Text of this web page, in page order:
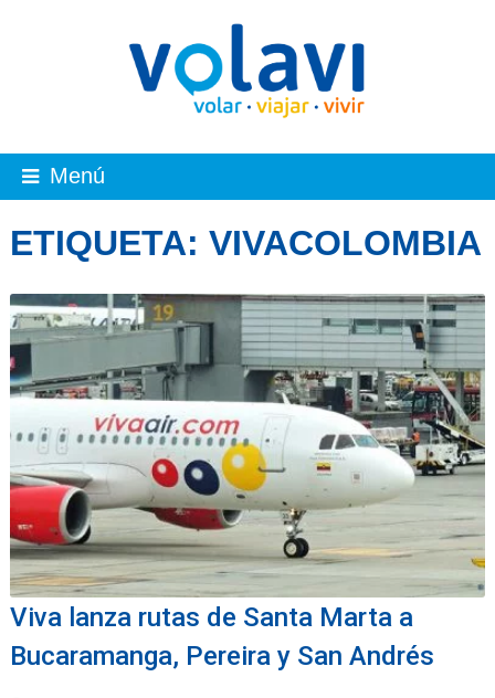
Menú
ETIQUETA: VIVACOLOMBIA
Viva lanza rutas de Santa Marta a
Bucaramanga, Pereira y San Andrés